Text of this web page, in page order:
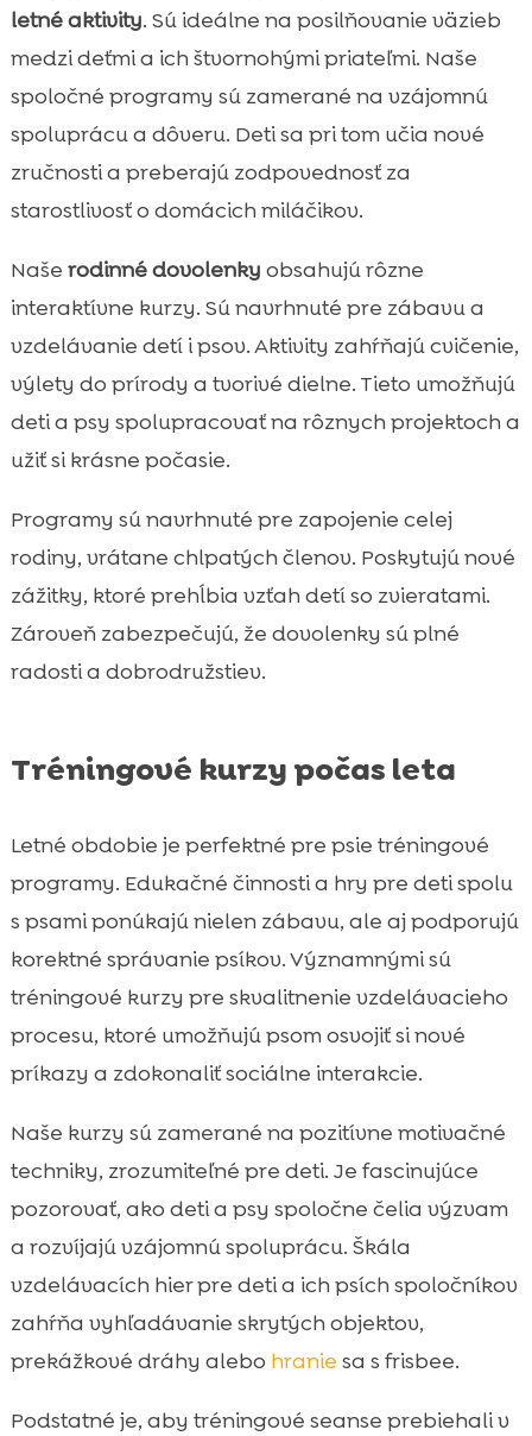
letné aktivity. Sú ideálne na posilňovanie väzieb
medzi deťmi a ich štvornohými priateľmi. Naše
spoločné programy sú zamerané na vzájomnú
spoluprácu a dôveru. Deti sa pri tom učia nové
zručnosti a preberajú zodpovednosť za
starostlivosť o domácich miláčikov.
Naše rodinné dovolenky obsahujú rôzne
interaktívne kurzy. Sú navrhnuté pre zábavu a
vzdelávanie detí i psov. Aktivity zahŕňajú cvičenie,
výlety do prírody a tvorivé dielne. Tieto umožňujú
deti a psy spolupracovať na rôznych projektoch a
užiť si krásne počasie.
Programy sú navrhnuté pre zapojenie celej
rodiny, vrátane chlpatých členov. Poskytujú nové
zážitky, ktoré prehĺbia vzťah detí so zvieratami.
Zároveň zabezpečujú, že dovolenky sú plné
radosti a dobrodružstiev.
Tréningové kurzy počas leta
Letné obdobie je perfektné pre psie tréningové
programy. Edukačné činnosti a hry pre deti spolu
s psami ponúkajú nielen zábavu, ale aj podporujú
korektné správanie psíkov. Významnými sú
tréningové kurzy pre skvalitnenie vzdelávacieho
procesu, ktoré umožňujú psom osvojiť si nové
príkazy a zdokonaliť sociálne interakcie.
Naše kurzy sú zamerané na pozitívne motivačné
techniky, zrozumiteľné pre deti. Je fascinujúce
pozorovať, ako deti a psy spoločne čelia výzvam
a rozvíjajú vzájomnú spoluprácu. Škála
vzdelávacích hier pre deti a ich psích spoločníkov
zahŕňa vyhľadávanie skrytých objektov,
prekážkové dráhy alebo hranie sa s frisbee.
Podstatné je, aby tréningové seanse prebiehali v